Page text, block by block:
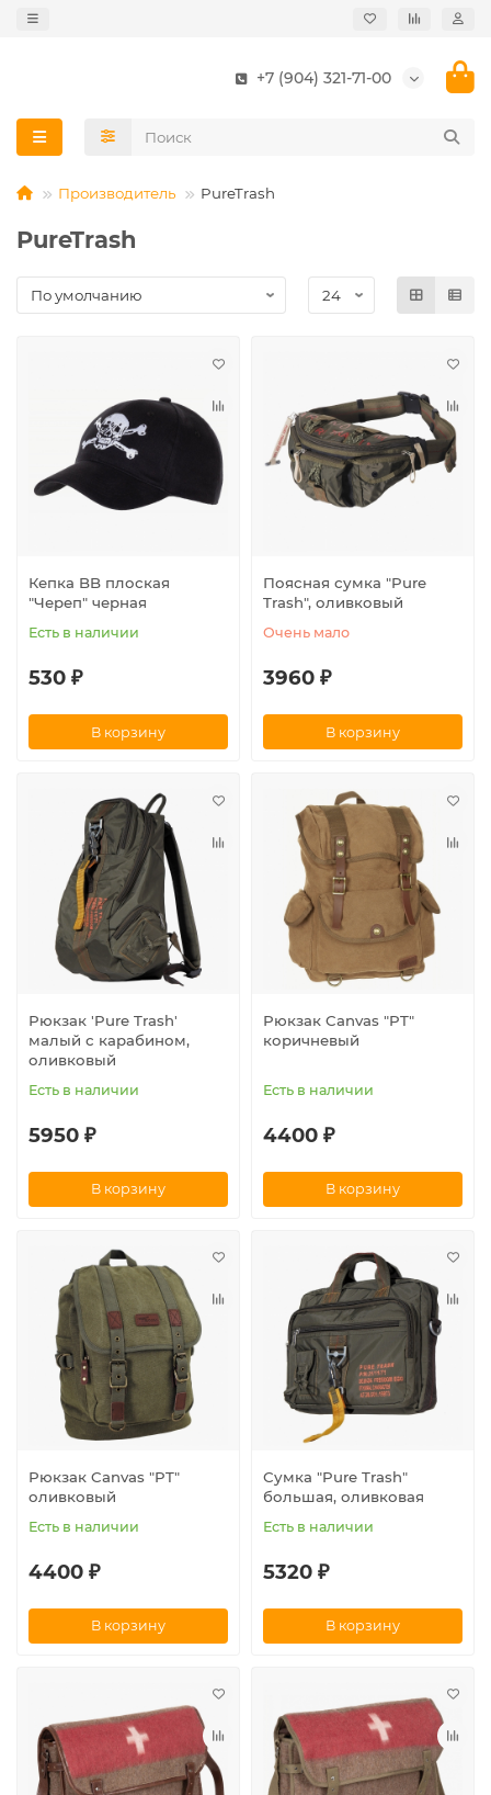
+7 (904) 321-71-00
Производитель PureTrash
PureTrash
Кепка BB плоская
"Череп" черная
Есть в наличии
530 ₽
В корзину
Поясная сумка "Pure
Trash", оливковый
Очень мало
3960 ₽
В корзину
Рюкзак 'Pure Trash'
малый с карабином,
оливковый
Есть в наличии
5950 ₽
В корзину
Рюкзак Canvas "PT"
коричневый
Есть в наличии
4400 ₽
В корзину
Рюкзак Canvas "PT"
оливковый
Есть в наличии
4400 ₽
В корзину
Сумка "Pure Trash"
большая, оливковая
Есть в наличии
5320 ₽
В корзину